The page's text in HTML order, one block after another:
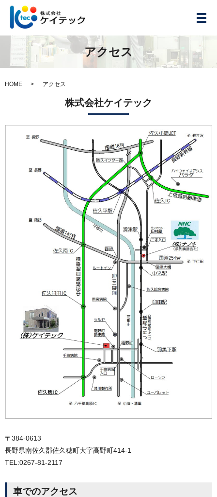
メ
アクセス
HOME アクセス
株式会社ケイテック
〒384-0613
長野県南佐久郡佐久穂町大字高野町414-1
TEL:0267-81-2117
車でのアクセス